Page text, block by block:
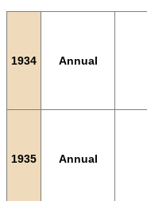
1934 Annual
1935 Annual